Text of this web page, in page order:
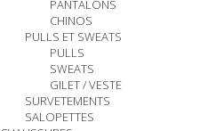
PANTALONS
CHINOS
PULLS ET SWEATS
PULLS
SWEATS
GILET / VESTE
SURVETEMENTS
SALOPETTES